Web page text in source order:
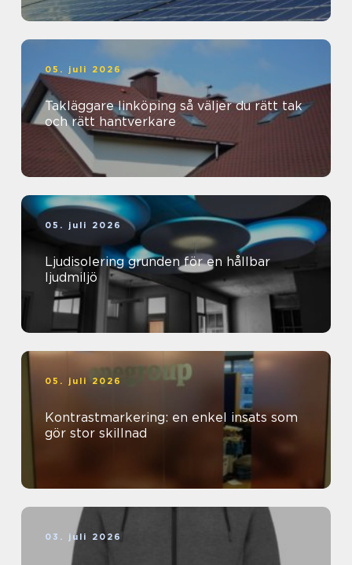
05. juli 2026
Takläggare linköping så väljer du rätt tak
och rätt hantverkare
05. juli 2026
Ljudisolering grunden för en hållbar
ljudmiljö
05. juli 2026
Kontrastmarkering: en enkel insats som
gör stor skillnad
03. juli 2026